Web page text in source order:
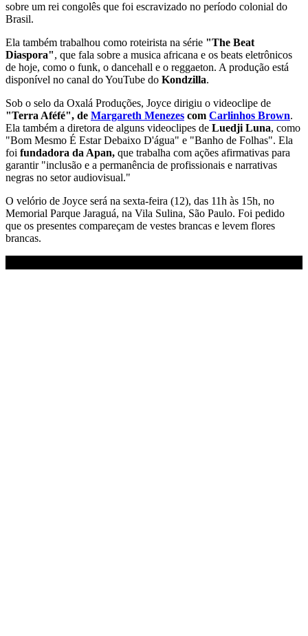
sobre um rei congolês que foi escravizado no período colonial do
Brasil.
Ela também trabalhou como roteirista na série "The Beat
Diaspora", que fala sobre a musica africana e os beats eletrônicos
de hoje, como o funk, o dancehall e o reggaeton. A produção está
disponível no canal do YouTube do Kondzilla.
Sob o selo da Oxalá Produções, Joyce dirigiu o videoclipe de
"Terra Aféfé", de Margareth Menezes com Carlinhos Brown.
Ela também a diretora de alguns videoclipes de Luedji Luna, como
"Bom Mesmo É Estar Debaixo D'água" e "Banho de Folhas". Ela
foi fundadora da Apan, que trabalha com ações afirmativas para
garantir "inclusão e a permanência de profissionais e narrativas
negras no setor audiovisual."
O velório de Joyce será na sexta-feira (12), das 11h às 15h, no
Memorial Parque Jaraguá, na Vila Sulina, São Paulo. Foi pedido
que os presentes compareçam de vestes brancas e levem flores
brancas.